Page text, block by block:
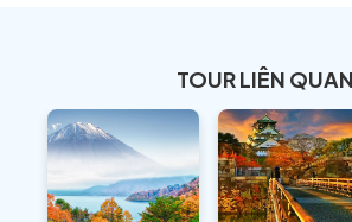
TOUR LIÊN QUAN